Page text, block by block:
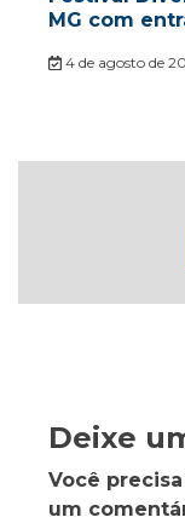
MG com
4 de agosto de
Deixe
Você
um